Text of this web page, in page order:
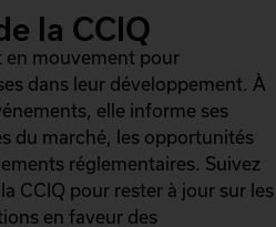
la CCIQ
en mouvement pour
dans leur développement. À
elle informe ses
du marché, les opportunités
réglementaires. Suivez
CCIQ pour rester à jour sur les
en faveur des